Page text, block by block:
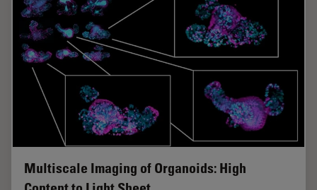
Multiscale Imaging of Organoids: High